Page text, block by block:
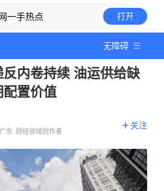
一手热点 打开
无障碍
内卷持续 油运供给缺
配置价值
广东 财经领域创作者
关注